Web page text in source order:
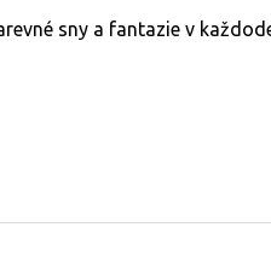
sny a fantazie v